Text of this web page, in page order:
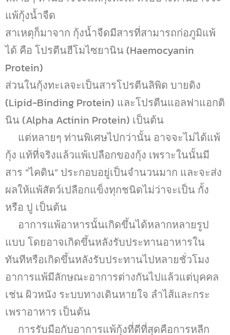
แพ้กุ้งน้ำจืด
สาเหตุก็มาจาก กุ้งน้ำจืดมีสารที่สามารถก่อภูมิแพ้
ได้ คือ โปรตีนฮีโมไซยานิน (Haemocyanin
Protein)
ส่วนในกุ้งทะเลจะเป็นสารโปรตีนลิพิด บายดิง
(Lipid-Binding Protein) และโปรตีนแอลฟาแอกติ
นิน (Alpha Actinin Protein) เป็นต้น
แต่หลายๆ ท่านพิเศษไปกว่านั้น อาจจะไม่ได้แพ้
กุ้ง แท้ที่จริงแล้วแพ้เปลือกของกุ้ง เพราะในนั้นมี
สาร “ไคดิน” ประกอบอยู่เป็นจำนวนมาก และจะส่ง
ผลให้แพ้สัตว์เปลือกแข็งทุกชนิดไม่ว่าจะเป็น กั้ง
หรือ ปู เป็นต้น
อาการแพ้อาหารนั้นเกิดขึ้นได้หลากหลายรูป
แบบ โดยอาจเกิดขึ้นหลังรับประทานอาหารใน
ทันทีหรือเกิดขึ้นหลังรับประทานไปหลายชั่วโมง
อาการแพ้มีลักษณะอาการต่างกันไปแล้วแต่บุคคล
เช่น ผิวหนัง ระบบทางเดินหายใจ ลำไส้และกระ
เพราอาหาร เป็นต้น
การรับมือกับอาการแพ้กุ้งที่ดีที่สุดคือการหลีก